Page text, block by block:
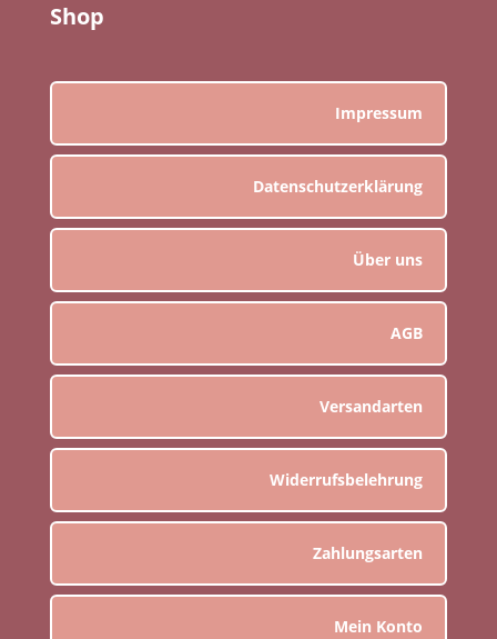
Shop
Impressum
Datenschutzerklärung
Über uns
AGB
Versandarten
Widerrufsbelehrung
Zahlungsarten
Mein Konto